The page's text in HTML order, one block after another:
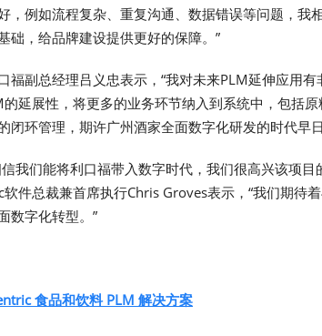
，例如流程复杂、重复沟通、数据错误等问题，我
础，给品牌建设提供更好的保障。”
福副总经理吕义忠表示，“我对未来PLM延伸应用
的延展性，将更多的业务环节纳入到系统中，包括
闭环管理，期许广州酒家全面数字化研发的时代早
我们能将利口福带入数字时代，我们很高兴该项
软件总裁兼首席执行Chris Groves表示，“我们期待
数字化转型。”
食品和饮料 PLM 解决方案